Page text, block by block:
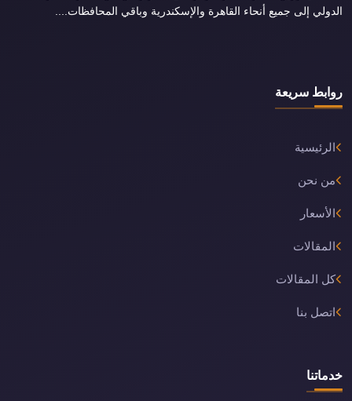
الدولي إلى جميع أنحاء القاهرة والإسكندرية وباقي المحافظات....
روابط سريعة
الرئيسية
من نحن
الأسعار
المقالات
كل المقالات
اتصل بنا
خدماتنا